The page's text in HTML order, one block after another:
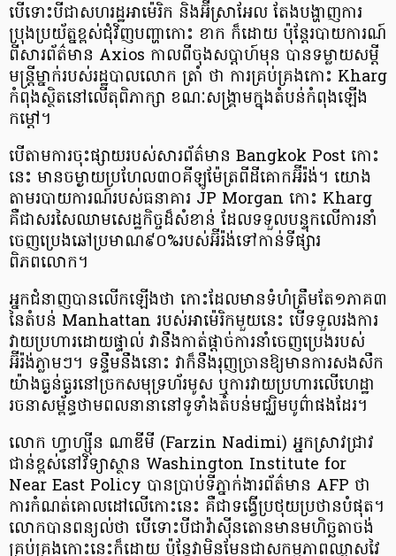
បើទោះបីជាសហរដ្ឋអាម៉េរិក និងអ៊ីស្រាអែល តែងបង្ហាញការ
ប្រុងប្រយ័ត្នខ្ពស់ជុំវិញបញ្ហាកោះ ខាក ក៏ដោយ ប៉ុន្តែរបាយការណ៍
ពីសារព័ត៌មាន Axios កាលពីចុងសប្តាហ៍មុន បានទម្លាយសម្តី
មន្ត្រីម្នាក់របស់រដ្ឋបាលលោក ត្រាំ ថា ការគ្រប់គ្រងកោះ Kharg
កំពុងស្ថិតនៅលើតុពិភាក្សា ខណៈសង្គ្រាមក្នុងតំបន់កំពុងឡើង
កម្ដៅ។
បើតាមការចុះផ្សាយរបស់សារព័ត៌មាន Bangkok Post កោះ
នេះ មានចម្ងាយប្រហែល៣០គីឡូម៉ែត្រពីដីគោកអ៊ីរ៉ង់។ យោង
តាមរបាយការណ៍របស់ធនាគារ JP Morgan កោះ Kharg
គឺជាសរសៃឈាមសេដ្ឋកិច្ចដ៏សំខាន់ ដែលទទួលបន្ទុកលើការនាំ
ចេញប្រេងឆៅប្រមាណ៩០%របស់អ៊ីរ៉ង់ទៅកាន់ទីផ្សារ
ពិភពលោក។
អ្នកជំនាញបានលើកឡើងថា កោះដែលមានទំហំត្រឹមតែ១ភាគ៣
នៃតំបន់ Manhattan របស់អាម៉េរិកមួយនេះ បើទទួលរងការ
វាយប្រហារដោយផ្ទាល់ វានឹងកាត់ផ្តាច់ការនាំចេញប្រេងរបស់
អ៊ីរ៉ង់ភ្លាមៗ។ ទន្ទឹមនឹងនោះ វាក៏នឹងរុញច្រានឱ្យមានការសងសឹក
យ៉ាងធ្ងន់ធ្ងរនៅច្រកសមុទ្រហ័រមូស ឬការវាយប្រហារលើហេដ្ឋា
រចនាសម្ព័ន្ធថាមពលនានានៅទូទាំងតំបន់មជ្ឈិមបូព៌ាផងដែរ។
លោក ហ្វាហ្ស៊ីន ណាឌីមី (Farzin Nadimi) អ្នកស្រាវជ្រាវ
ជាន់ខ្ពស់នៅវិទ្យាស្ថាន Washington Institute for
Near East Policy បានប្រាប់ទីភ្នាក់ងារព័ត៌មាន AFP ថា
ការកំណត់គោលដៅលើកោះនេះ គឺជាទង្វើប្រថុយប្រថានបំផុត។
លោកបានពន្យល់ថា បើទោះបីជាវ៉ាស៊ីនតោនមានមហិច្ឆតាចង់
គ្រប់គ្រងកោះនេះក៏ដោយ ប៉ុន្តែវាមិនមែនជាសកម្មភាពឈ្លាសវៃ